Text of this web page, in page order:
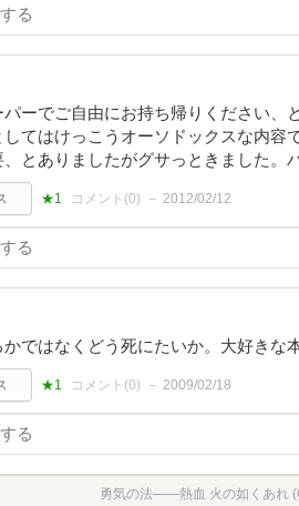
ーでご自由にお持ち帰りください、
てはけっこうオーソドックスな内容
とありましたがグサっときました。
★1 コメント(0) 2012/02/12
かではなくどう死にたいか。大好きな
★1 コメント(0) 2009/02/18
勇気の法――熱血 火の如くあれ